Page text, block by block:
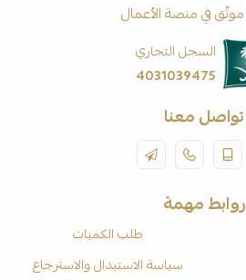
موثّق في منصة الأعمال
السجل التجاري
4031039475
تواصل معنا
روابط مهمة
طلب الكميات
سياسة الاستبدال والاسترجاع